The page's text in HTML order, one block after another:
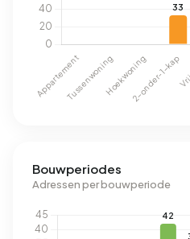
Bouwperiodes
Adressen per bouwperiode